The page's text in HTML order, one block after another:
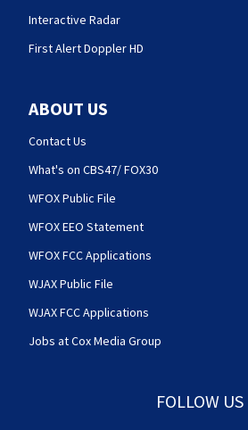
Interactive Radar
First Alert Doppler HD
ABOUT US
Contact Us
What's on CBS47/ FOX30
WFOX Public File
WFOX EEO Statement
WFOX FCC Applications
WJAX Public File
WJAX FCC Applications
Jobs at Cox Media Group
FOLLOW US